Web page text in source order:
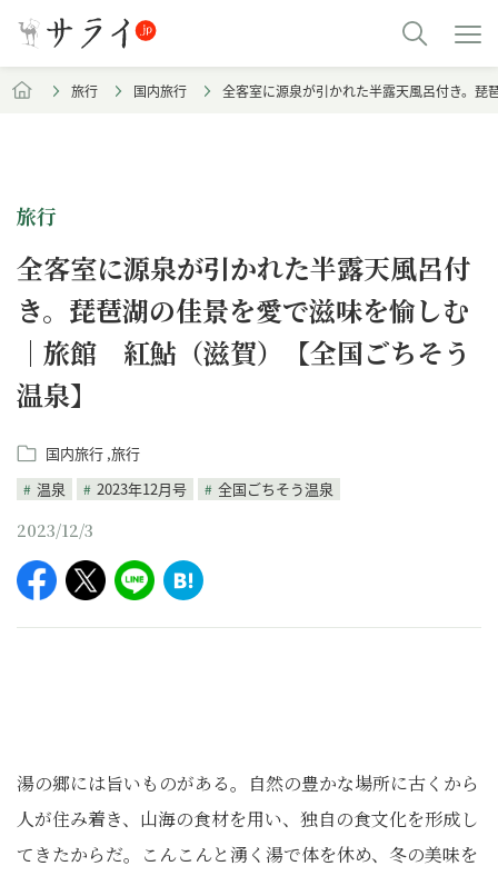
旅行 国内旅行 全客室に源泉が引かれた半露天風呂付き。
旅行
全客室に源泉が引かれた半露天風呂付
き。琵琶湖の佳景を愛で滋味を愉しむ
｜旅館 紅鮎（滋賀）【全国ごちそう
温泉】
国内旅行 旅行
温泉
2023年12月号 全国ごちそう温泉
2023/12/3
湯の郷には旨いものがある。自然の豊かな場所に古くから
人が住み着き、山海の食材を用い、独自の食文化を形成し
てきたからだ。こんこんと湧く湯で体を休め、冬の美味を